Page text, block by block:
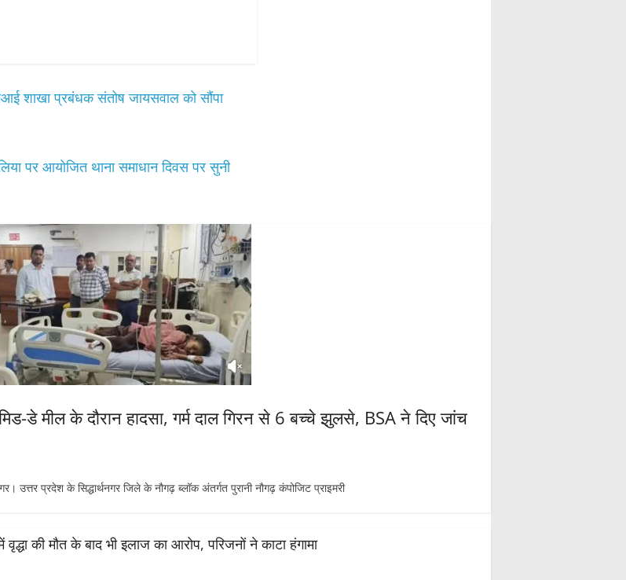
शाखा प्रबंधक संतोष जायसवाल को सौंपा
पर आयोजित थाना समाधान दिवस पर सुनी
डे मील के दौरान हादसा, गर्म दाल गिरन से 6 बच्चे झुलसे, BSA ने दिए जांच
प्रदेश के सिद्धार्थनगर जिले के नौगढ़ ब्लॉक अंतर्गत पुरानी नौगढ़ कंपोजिट प्राइमरी
की मौत के बाद भी इलाज का आरोप, परिजनों ने काटा हंगामा